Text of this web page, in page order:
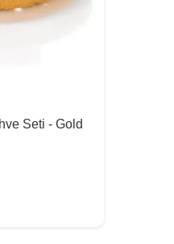
Seti - Gold